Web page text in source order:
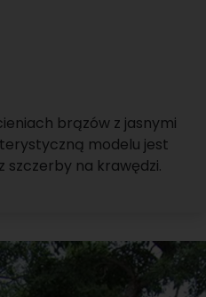
brązów z jasnymi
modelu jest
szczerby na krawędzi.